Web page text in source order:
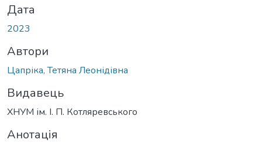
Дата
2023
Автори
Цапріка, Тетяна Леонідівна
Видавець
ХНУМ ім. І. П. Котляревського
Анотація